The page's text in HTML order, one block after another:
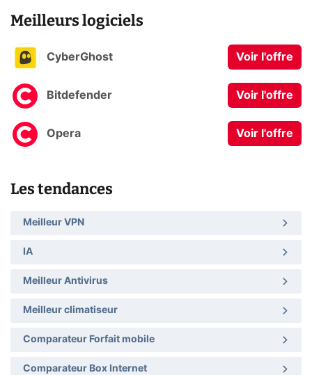
Meilleurs logiciels
CyberGhost Voir l'offre
Bitdefender Voir l'offre
Opera Voir l'offre
Les tendances
Meilleur VPN
IA
Meilleur Antivirus
Meilleur climatiseur
Comparateur Forfait mobile
Comparateur Box Internet